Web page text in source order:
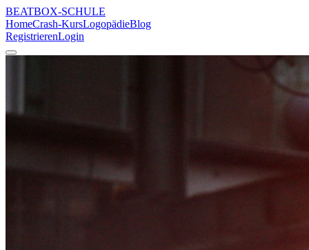
BEATBOX-SCHULE
HomeCrash-KursLogopädieBlog
RegistrierenLogin